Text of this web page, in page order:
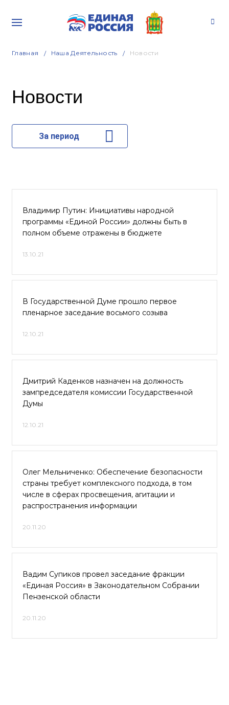
Главная Наша Деятельность Новости
Новости
За период
Владимир Путин: Инициативы народной
программы «Единой России» должны быть в
полном объеме отражены в бюджете
13.10.21
В Государственной Думе прошло первое
пленарное заседание восьмого созыва
12.10.21
Дмитрий Каденков назначен на должность
зампредседателя комиссии Государственной
Думы
12.10.21
Олег Мельниченко: Обеспечение безопасности
страны требует комплексного подхода, в том
числе в сферах просвещения, агитации и
распространения информации
20.11.20
Вадим Супиков провел заседание фракции
«Единая Россия» в Законодательном Собрании
Пензенской области
20.11.20